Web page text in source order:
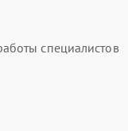
специалистов